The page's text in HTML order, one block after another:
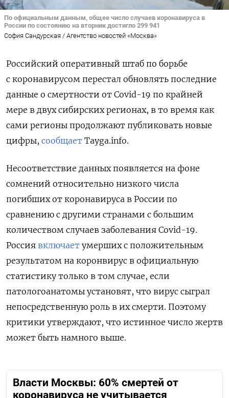
По официальным данным, общее число случаев коронавируса в
России по состоянию на вторник достигло 299 941
София Сандурская / Агентство новостей «Москва»
Российский оперативный штаб по борьбе
с коронавирусом перестал обновлять последние
данные о смертности от Covid-19 по крайней
мере в двух сибирских регионах, в то время как
сами регионы продолжают публиковать новые
цифры, сообщает Tayga.info.
Несоответствие данных появляется на фоне
сомнений относительно низкого числа
погибших от коронавируса в России по
сравнению с другими странами с большим
количеством случаев заболевания Covid-19.
Россия включает умерших с положительным
результатом на коронвирус в официальную
статистику только в том случае, если
патологоанатомы установят, что вирус сыграл
непосредственную роль в их смерти. Поэтому
критики утверждают, что истинное число жертв
может быть намного выше.
Власти Москвы: 60% смертей от
коронавируса не учитывается